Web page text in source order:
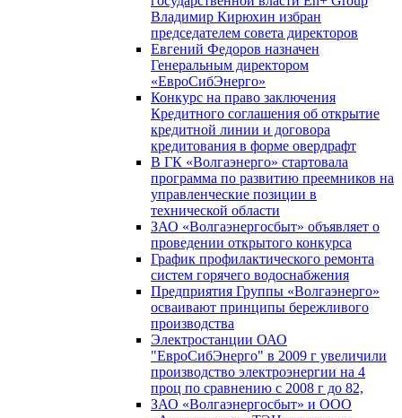
Владимир Кирюхин избран
председателем совета директоров
Евгений Федоров назначен
Генеральным директором
«ЕвроСибЭнерго»
Конкурс на право заключения
Кредитного соглашения об открытие
кредитной линии и договора
кредитования в форме овердрафт
В ГК «Волгаэнерго» стартовала
программа по развитию преемников на
управленческие позиции в
технической области
ЗАО «Волгаэнергосбыт» объявляет о
проведении открытого конкурса
График профилактического ремонта
систем горячего водоснабжения
Предприятия Группы «Волгаэнерго»
осваивают принципы бережливого
производства
Электростанции ОАО
"ЕвроСибЭнерго" в 2009 г увеличили
производство электроэнергии на 4
проц по сравнению с 2008 г до 82,
ЗАО «Волгаэнергосбыт» и ООО